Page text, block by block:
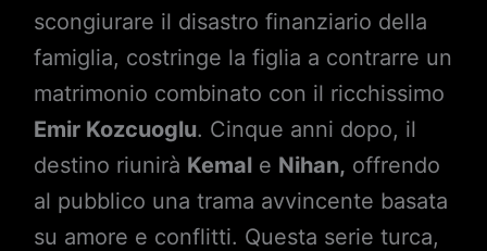
scongiurare il disastro finanziario della
famiglia, costringe la figlia a contrarre un
matrimonio combinato con il ricchissimo
Emir Kozcuoglu. Cinque anni dopo, il
destino riunirà Kemale Nihan, offrendo
al pubblico una trama avvincente basata
su amore e conflitti. Questa serie turca,